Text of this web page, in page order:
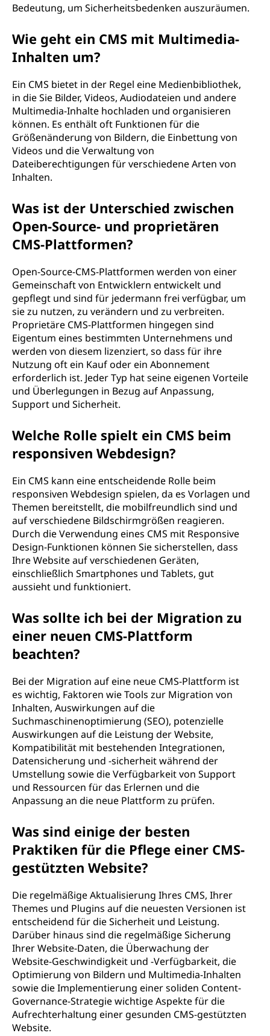
Bedeutung, um Sicherheitsbedenken auszuräumen.
Wie geht ein CMS mit Multimedia-
Inhalten um?
Ein CMS bietet in der Regel eine Medienbibliothek,
in die Sie Bilder, Videos, Audiodateien und andere
Multimedia-Inhalte hochladen und organisieren
können. Es enthält oft Funktionen für die
Größenänderung von Bildern, die Einbettung von
Videos und die Verwaltung von
Dateiberechtigungen für verschiedene Arten von
Inhalten.
Was ist der Unterschied zwischen
Open-Source- und proprietären
CMS-Plattformen?
Open-Source-CMS-Plattformen werden von einer
Gemeinschaft von Entwicklern entwickelt und
gepflegt und sind für jedermann frei verfügbar, um
sie zu nutzen, zu verändern und zu verbreiten.
Proprietäre CMS-Plattformen hingegen sind
Eigentum eines bestimmten Unternehmens und
werden von diesem lizenziert, so dass für ihre
Nutzung oft ein Kauf oder ein Abonnement
erforderlich ist. Jeder Typ hat seine eigenen Vorteile
und Überlegungen in Bezug auf Anpassung,
Support und Sicherheit.
Welche Rolle spielt ein CMS beim
responsiven Webdesign?
Ein CMS kann eine entscheidende Rolle beim
responsiven Webdesign spielen, da es Vorlagen und
Themen bereitstellt, die mobilfreundlich sind und
auf verschiedene Bildschirmgrößen reagieren.
Durch die Verwendung eines CMS mit Responsive
Design-Funktionen können Sie sicherstellen, dass
Ihre Website auf verschiedenen Geräten,
einschließlich Smartphones und Tablets, gut
aussieht und funktioniert.
Was sollte ich bei der Migration zu
einer neuen CMS-Plattform
beachten?
Bei der Migration auf eine neue CMS-Plattform ist
es wichtig, Faktoren wie Tools zur Migration von
Inhalten, Auswirkungen auf die
Suchmaschinenoptimierung (SEO), potenzielle
Auswirkungen auf die Leistung der Website,
Kompatibilität mit bestehenden Integrationen,
Datensicherung und -sicherheit während der
Umstellung sowie die Verfügbarkeit von Support
und Ressourcen für das Erlernen und die
Anpassung an die neue Plattform zu prüfen.
Was sind einige der besten
Praktiken für die Pflege einer CMS-
gestützten Website?
Die regelmäßige Aktualisierung Ihres CMS, Ihrer
Themes und Plugins auf die neuesten Versionen ist
entscheidend für die Sicherheit und Leistung.
Darüber hinaus sind die regelmäßige Sicherung
Ihrer Website-Daten, die Überwachung der
Website-Geschwindigkeit und -Verfügbarkeit, die
Optimierung von Bildern und Multimedia-Inhalten
sowie die Implementierung einer soliden Content-
Governance-Strategie wichtige Aspekte für die
Aufrechterhaltung einer gesunden CMS-gestützten
Website.